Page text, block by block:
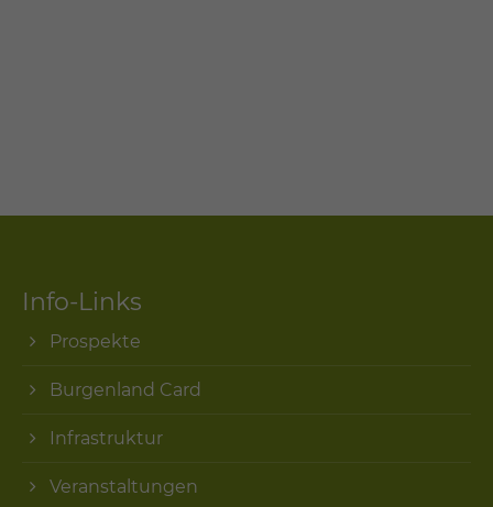
Info-Links
Prospekte
Burgenland Card
Infrastruktur
Veranstaltungen